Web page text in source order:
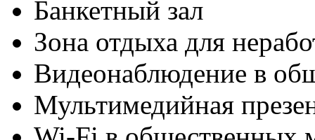
Банкетный зал
Зона отдыха для
Видеонаблюдение в
Мультимедийная